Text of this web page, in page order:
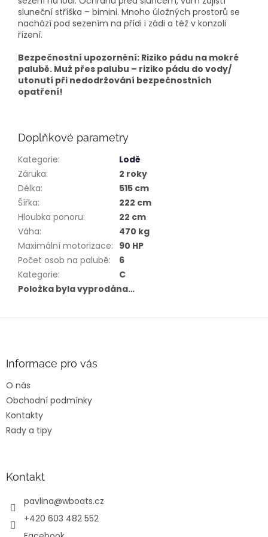
sluneční stříška – bimini. Mnoho úložných prostorů se
nachází pod sezením na přídi i zádi a též v konzoli
řízení.
Bezpečnostní upozornění: Riziko pádu na mokré
palubě. Muž přes palubu – riziko pádu do vody/
utonutí při nedodržování bezpečnostních
opatření!
Doplňkové parametry
Kategorie:
Lodě
Záruka:
2 roky
Délka:
515 cm
Šířka:
222 cm
Hloubka ponoru:
22 cm
Váha:
470 kg
Maximální motorizace: 90 HP
Počet osob na palubě:
6
Kategorie:
C
Položka byla vyprodána…
Informace pro vás
O nás
Obchodní podmínky
Kontakty
Rady a tipy
Kontakt
pavlina@wboats.cz
+420 603 482 552